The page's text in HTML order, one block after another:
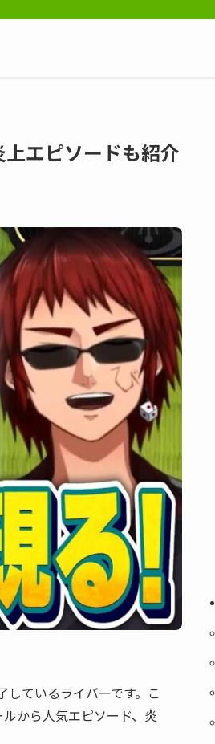
上エピソードも紹介
ているライバーです。こ
から人気エピソード、炎